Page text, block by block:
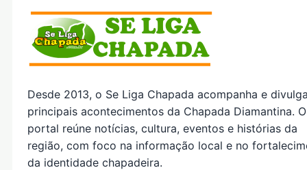
Desde 2013, o Se Liga Chapada acompanha e
principais acontecimentos da Chapada Diamantina. O
portal reúne notícias, cultura, eventos e histórias da
região, com foco na informação local e no
da identidade chapadeira.